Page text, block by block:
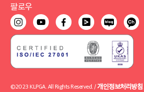
팔로우
©2023 KLPGA. All Rights Reserved. /개인정보처리방침